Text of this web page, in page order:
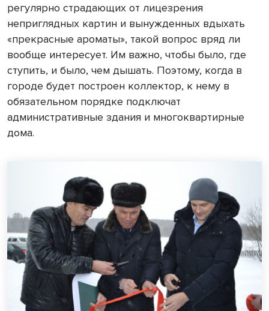
регулярно страдающих от лицезрения
неприглядных картин и вынужденных вдыхать
«прекрасные ароматы», такой вопрос вряд ли
вообще интересует. Им важно, чтобы было, где
ступить, и было, чем дышать. Поэтому, когда в
городе будет построен коллектор, к нему в
обязательном порядке подключат
административные здания и многоквартирные
дома.